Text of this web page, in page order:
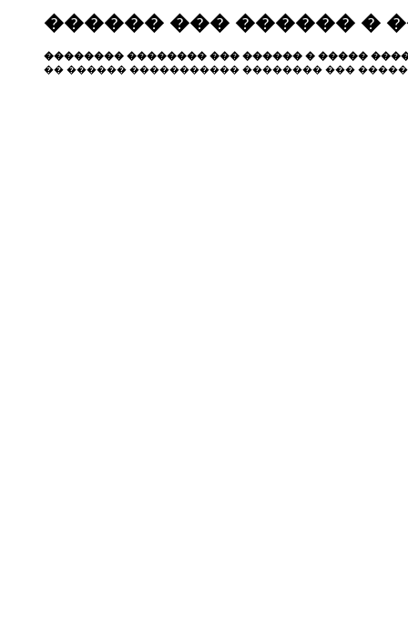
������ ��� ������ �
�������� �������� ��� ������ � �����
�� ������ ����������� �������� ���